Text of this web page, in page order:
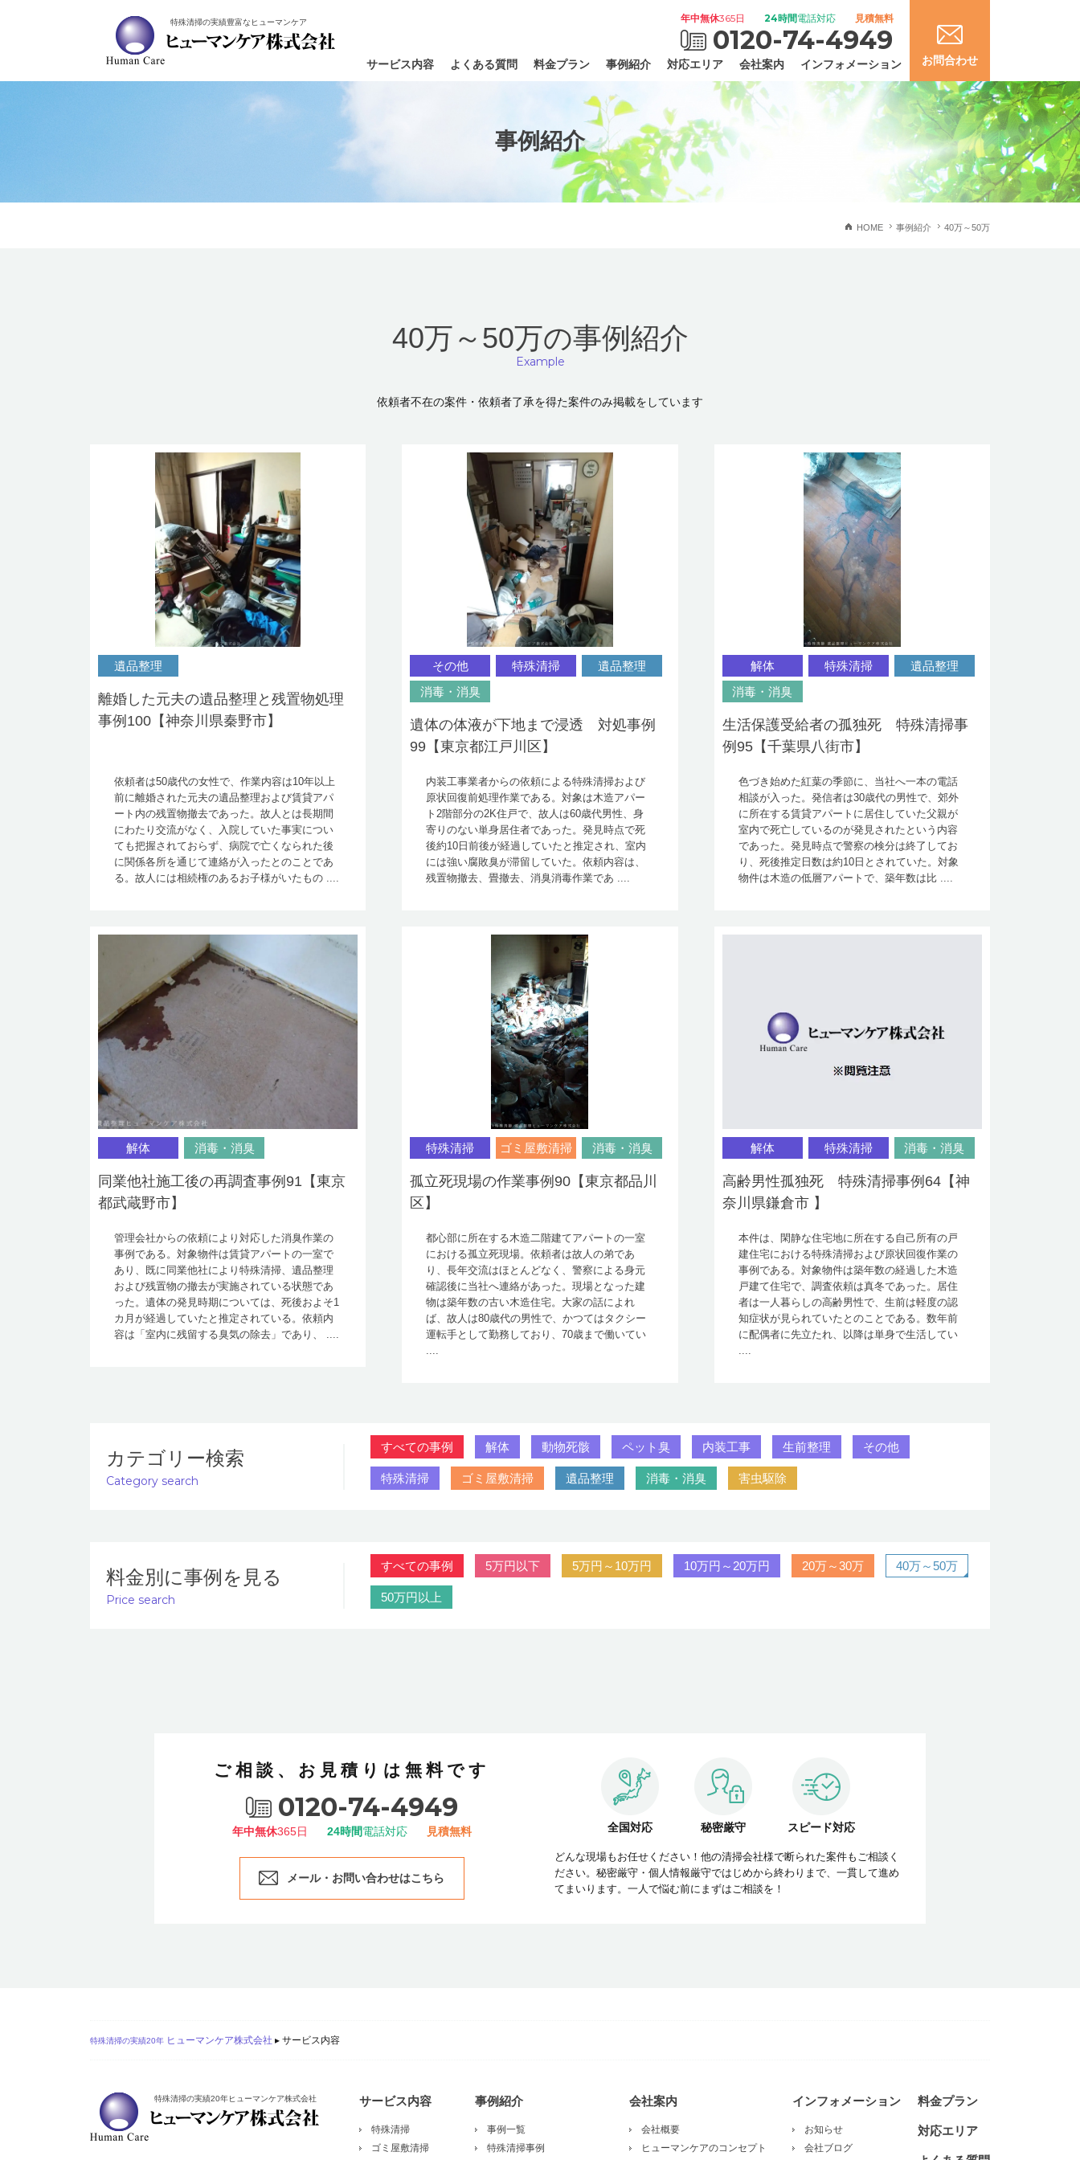
特殊清掃の実績豊富なヒューマンケア
サービス内容 よくある質問 料金プラン 事例紹介 対応エリア 会社案内 インフォメーション お問合わせ
年中無休365日 24時間電話対応 見積無料
0120-74-4949
事例紹介
HOME 事例紹介 40万～50万
40万～50万の事例紹介
Example
依頼者不在の案件・依頼者了承を得た案件のみ掲載をしています
遺品整理
離婚した元夫の遺品整理と残置物処理
事例100【神奈川県秦野市】
依頼者は50歳代の女性で、作業内容は10年以上
前に離婚された元夫の遺品整理および賃貸アパ
ート内の残置物撤去であった。故人とは長期間
にわたり交流がなく、入院していた事実につい
ても把握されておらず、病院で亡くなられた後
に関係各所を通じて連絡が入ったとのことであ
る。故人には相続権のあるお子様がいたもの ....
その他 特殊清掃
遺品整理
消毒・消臭
遺体の体液が下地まで浸透 対処事例
99【東京都江戸川区】
内装工事業者からの依頼による特殊清掃および
原状回復前処理作業である。対象は木造アパー
ト2階部分の2K住戸で、故人は60歳代男性、身
寄りのない単身居住者であった。発見時点で死
後約10日前後が経過していたと推定され、室内
には強い腐敗臭が滞留していた。依頼内容は、
残置物撤去、畳撤去、消臭消毒作業であ ....
解体 特殊清掃
遺品整理
消毒・消臭
生活保護受給者の孤独死 特殊清掃事
例95【千葉県八街市】
色づき始めた紅葉の季節に、当社へ一本の電話
相談が入った。発信者は30歳代の男性で、郊外
に所在する賃貸アパートに居住していた父親が
室内で死亡しているのが発見されたという内容
であった。発見時点で警察の検分は終了してお
り、死後推定日数は約10日とされていた。対象
物件は木造の低層アパートで、築年数は比 ....
解体 消毒・消臭
同業他社施工後の再調査事例91【東京
都武蔵野市】
管理会社からの依頼により対応した消臭作業の
事例である。対象物件は賃貸アパートの一室で
あり、既に同業他社により特殊清掃、遺品整理
および残置物の撤去が実施されている状態であ
った。遺体の発見時期については、死後およそ1
カ月が経過していたと推定されている。依頼内
容は「室内に残留する臭気の除去」であり、 ....
特殊清掃 ゴミ屋敷清掃 消毒・消臭
孤立死現場の作業事例90【東京都品川
区】
都心部に所在する木造二階建てアパートの一室
における孤立死現場。依頼者は故人の弟であ
り、長年交流はほとんどなく、警察による身元
確認後に当社へ連絡があった。現場となった建
物は築年数の古い木造住宅。大家の話によれ
ば、故人は80歳代の男性で、かつてはタクシー
運転手として勤務しており、70歳まで働いてい
....
解体 特殊清掃 消毒・消臭
高齢男性孤独死 特殊清掃事例64【神
奈川県鎌倉市 】
本件は、閑静な住宅地に所在する自己所有の戸
建住宅における特殊清掃および原状回復作業の
事例である。対象物件は築年数の経過した木造
戸建て住宅で、調査依頼は真冬であった。居住
者は一人暮らしの高齢男性で、生前は軽度の認
知症状が見られていたとのことである。数年前
に配偶者に先立たれ、以降は単身で生活してい
....
カテゴリー検索
Category search
すべての事例 解体 動物死骸 ペット臭 内装工事 生前整理 その他
特殊清掃 ゴミ屋敷清掃 遺品整理 消毒・消臭 害虫駆除
料金別に事例を見る
Price search
すべての事例 5万円以下 5万円～10万円 10万円～20万円 20万～30万 40万～50万
50万円以上
ご相談、お見積りは無料です
0120-74-4949
年中無休365日 24時間電話対応 見積無料
メール・お問い合わせはこちら
全国対応 秘密厳守 スピード対応
どんな現場もお任せください！他の清掃会社様で断られた案件もご相談く
ださい。秘密厳守・個人情報厳守ではじめから終わりまで、一貫して進め
てまいります。一人で悩む前にまずはご相談を！
特殊清掃の実績20年 ヒューマンケア株式会社 ▸ サービス内容
特殊清掃の実績20年ヒューマンケア株式会社 サービス内容
特殊清掃
ゴミ屋敷清掃
事例紹介
事例一覧
特殊清掃事例
会社案内
会社概要
ヒューマンケアのコンセプト
インフォメーション
お知らせ
会社ブログ
料金プラン
対応エリア